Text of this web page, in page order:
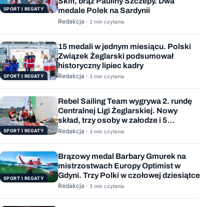
SPORT I REGATY
medale Polek na Sardynii
Redakcja · 2 min czytania
SPORT I REGATY
15 medali w jednym miesiącu. Polski
Związek Żeglarski podsumował
historyczny lipiec kadry
Redakcja · 3 min czytania
SPORT I REGATY
Rebel Sailing Team wygrywa 2. rundę
Centralnej Ligi Żeglarskiej. Nowy
skład, trzy osoby w załodze i 5
wygranych wyścigów
Redakcja · 3 min czytania
SPORT I REGATY
Brązowy medal Barbary Gmurek na
mistrzostwach Europy Optimist w
Gdyni. Trzy Polki w czołowej dziesiątce
Redakcja · 3 min czytania